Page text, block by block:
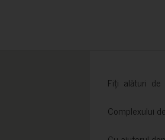
Fiți alături de
Complexului